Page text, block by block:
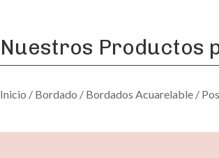
Nuestros Productos
Inicio / Bordado / Bordados Acuarelable /